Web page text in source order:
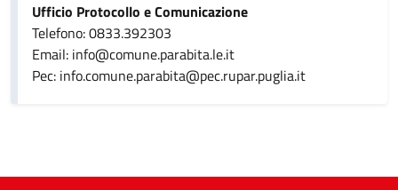
Ufficio Protocollo e Comunicazione
Telefono: 0833.392303
Email: info@comune.parabita.le.it
Pec: info.comune.parabita@pec.rupar.puglia.it